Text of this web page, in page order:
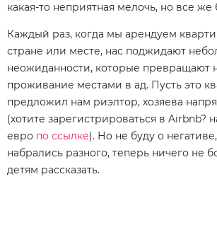
какая-то неприятная мелочь, но все же
Каждый раз, когда мы арендуем
стране или месте, нас поджидают
неожиданности, которые превращают
проживание местами в ад. Пусть это
предложил нам риэлтор, хозяева
(хотите зарегистрироваться в Airbnb?
евро по ссылке). Но не буду о
набрались разного, теперь ничего не
детям рассказать.